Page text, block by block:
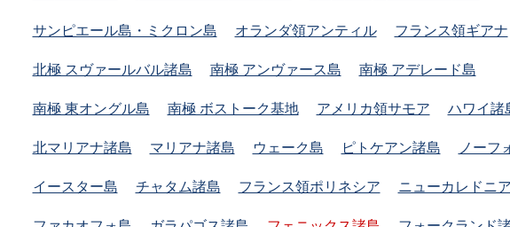
サンピエール島・ミクロン島 オランダ領アンティル フランス領ギアナ
北極 スヴァールバル諸島 南極 アンヴァース島 南極 アデレード島
南極 東オングル島 南極 ボストーク基地 アメリカ領サモア ハワイ諸
北マリアナ諸島 マリアナ諸島 ウェーク島 ピトケアン諸島 ノーフ
イースター島 チャタム諸島 フランス領ポリネシア ニューカレドニア